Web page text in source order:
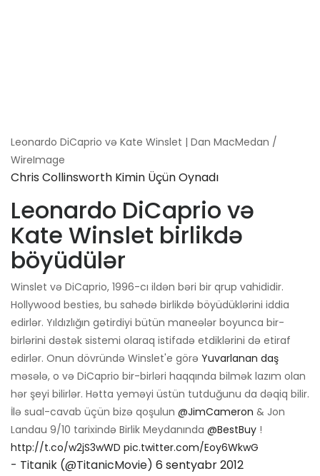
Leonardo DiCaprio və Kate Winslet | Dan MacMedan /
WireImage
Chris Collinsworth Kimin Üçün Oynadı
Leonardo DiCaprio və
Kate Winslet birlikdə
böyüdülər
Winslet və DiCaprio, 1996-cı ildən bəri bir qrup vahididir.
Hollywood besties, bu sahədə birlikdə böyüdüklərini iddia
edirlər. Yıldızlığın gətirdiyi bütün maneələr boyunca bir-
birlərini dəstək sistemi olaraq istifadə etdiklərini də etiraf
edirlər. Onun dövründə Winslet'e görə Yuvarlanan daş
məsələ, o və DiCaprio bir-birləri haqqında bilmək lazım olan
hər şeyi bilirlər. Hətta yeməyi üstün tutduğunu da dəqiq bilir.
İlə sual-cavab üçün bizə qoşulun @JimCameron & Jon
Landau 9/10 tarixində Birlik Meydanında @BestBuy !
http://t.co/w2jS3wWD pic.twitter.com/Eoy6WkwG
- Titanik (@TitanicMovie) 6 sentyabr 2012